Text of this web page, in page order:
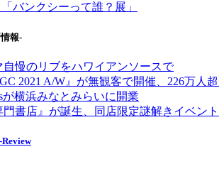
「バンクシーって誰？展」
報-
自慢のリブをハワイアンソースで
2021 A/W』が無観客で開催、226万人
が横浜みなとみらいに開業
門書店』が誕生、同店限定謎解きイベン